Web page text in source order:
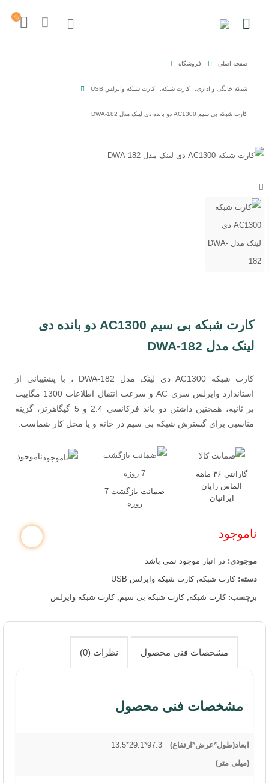
صفحه اصلی فروشگاه
شبکه خانگی و اداری کارت شبکه کارت شبکه وایرلس USB
کارت شبکه بی سیم AC1300 دو بانده دی لینک مدل DWA-182
کارت شبکه بی سیم AC1300 دو بانده دی
لینک مدل DWA-182
کارت شبکه AC1300 دی لینک مدل DWA-182 ، با پشتیبانی از
استاندارد وایرلس سری AC و سرعت انتقال اطلاعات 1300 مگابیت
بر ثانیه، همچنین داشتن دو باند فرکانسی 2.4 و 5 گیگاهرتز، گزینه
مناسبی برای گسترش شبکه بی سیم در خانه و یا محل کار شماست.
گارانتی ۳۶ ماهه
الماس رایان
ایرانیان
ضمانت بازگشت 7
روزه
ناموجود
ناموجود
موجودی: در انبار موجود نمی باشد
دسته:کارت شبکه,کارت شبکه وایرلس USB
برچسب:کارت شبکه,کارت شبکه بی سیم,کارت شبکه وایرلس
مشخصات فنی محصول نظرات (0)
مشخصات فنی محصول
ابعاد(طول*عرض*ارتفاع)
(میلی متر)
97.3*29.1*13.5